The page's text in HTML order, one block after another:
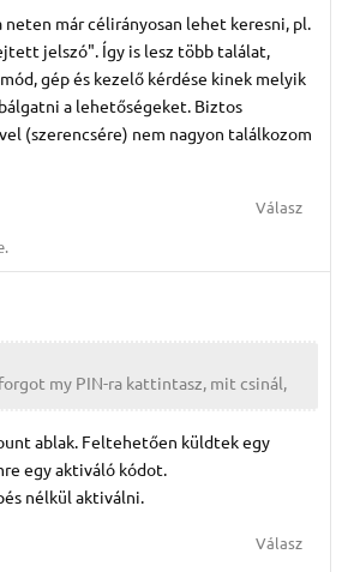
neten már célirányosan lehet keresni, pl.
jelszó". Így is lesz több találat,
gép és kezelő kérdése kinek melyik
a lehetőségeket. Biztos
(szerencsére) nem nagyon találkozom
Válasz
my PIN-ra kattintasz, mit csinál,
ablak. Feltehetően küldtek egy
egy aktiváló kódot.
nélkül aktiválni.
Válasz